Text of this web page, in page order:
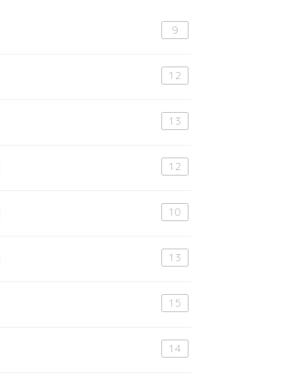
9
12
13
12
10
13
15
14